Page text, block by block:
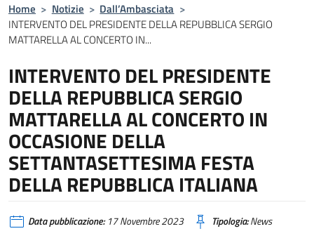
Home > Notizie > Dall’Ambasciata >
INTERVENTO DEL PRESIDENTE DELLA REPUBBLICA SERGIO
MATTARELLA AL CONCERTO IN...
INTERVENTO DEL PRESIDENTE
DELLA REPUBBLICA SERGIO
MATTARELLA AL CONCERTO IN
OCCASIONE DELLA
SETTANTASETTESIMA FESTA
DELLA REPUBBLICA ITALIANA
Data pubblicazione:17 Novembre 2023 Tipologia:News